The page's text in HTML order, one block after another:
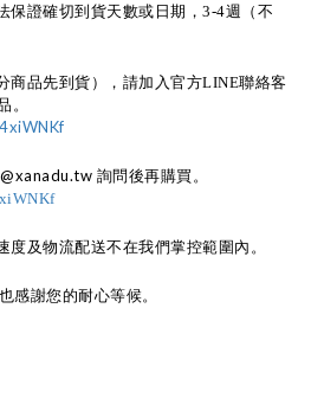
保證確切到貨天數或日期， 3-4週（不
商品先到貨），請加入官方LINE聯絡客
。
詢問後再購買。
及物流配送不在我們掌控範圍內。
感謝您的耐心等候。